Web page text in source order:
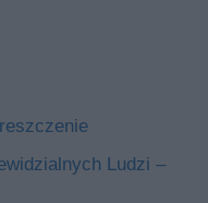
Ludzi –